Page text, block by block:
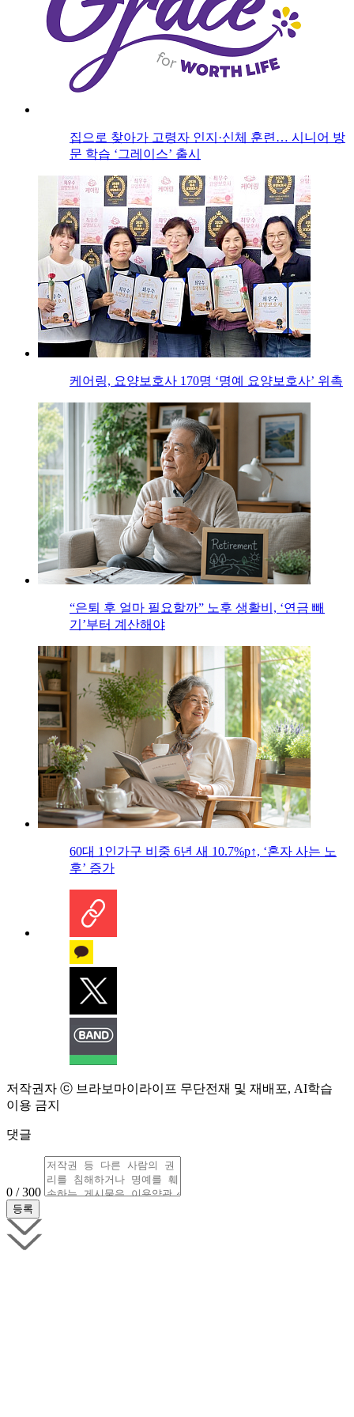
집으로 찾아가 고령자 인지·신체 훈련… 시니어 방
문 학습 ‘그레이스’ 출시
케어링, 요양보호사 170명 ‘명예 요양보호사’ 위촉
“은퇴 후 얼마 필요할까” 노후 생활비, ‘연금 빼
기’부터 계산해야
60대 1인가구 비중 6년 새 10.7%p↑, ‘혼자 사는 노
후’ 증가
저작권자 ⓒ 브라보마이라이프 무단전재 및 재배포, AI학습
이용 금지
댓글
0 / 300